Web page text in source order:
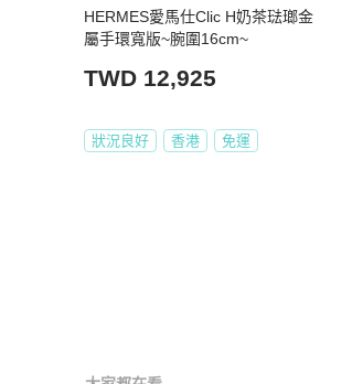
HERMES愛馬仕Clic H奶茶琺瑯金
屬手環寬版~腕圍16cm~
TWD 12,925
狀況良好 香港 免運